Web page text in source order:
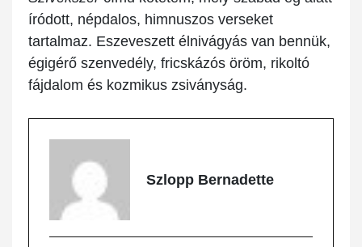
íródott, népdalos, himnuszos verseket
tartalmaz. Eszeveszett élnivágyás van bennük,
égigérő szenvedély, fricskázós öröm, rikoltó
fájdalom és kozmikus zsiványság.
Szlopp Bernadette